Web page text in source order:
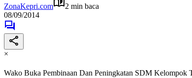
ZonaKepri.com
2 min baca
08/09/2014
×
Wako Buka Pembinaan Dan Peningkatan SDM Kelompok